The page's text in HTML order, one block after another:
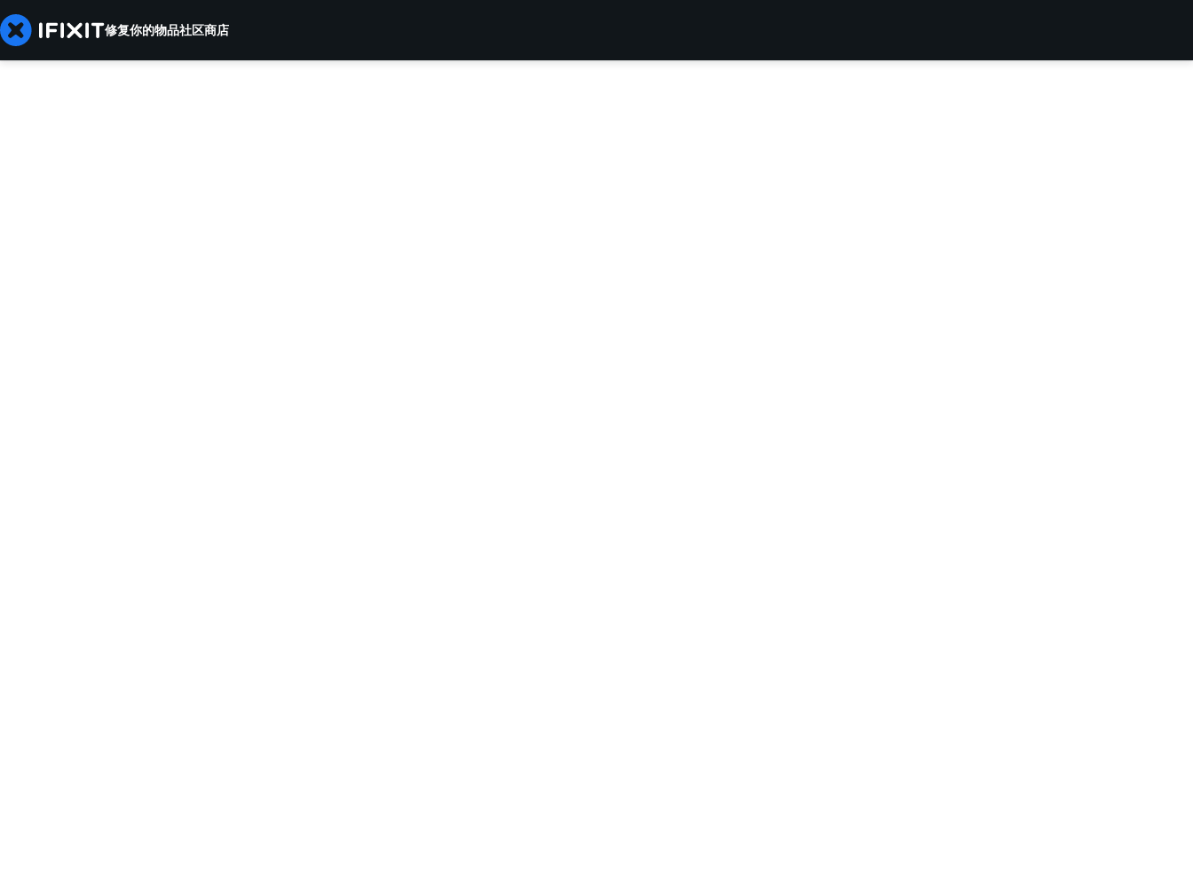
修复你的物品社区商店